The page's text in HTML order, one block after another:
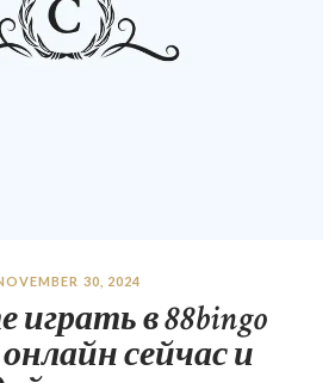
30, 2024
в 88bingo
сейчас и